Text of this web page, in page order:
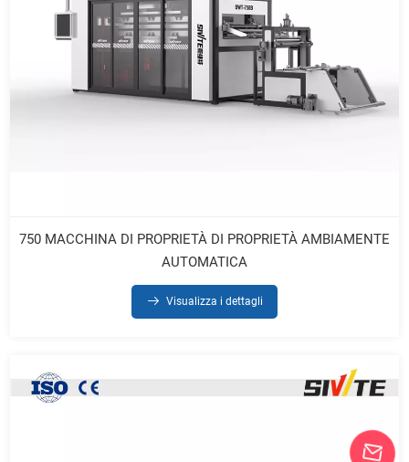
750 MACCHINA DI PROPRIETÀ DI PROPRIETÀ AMBIAMENTE
AUTOMATICA
Visualizza i dettagli